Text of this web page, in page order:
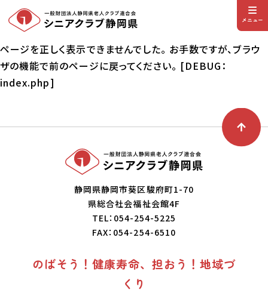
メニュー
ページを正しく表示できませんでした。 お手数ですが、ブラウ
ザの機能で前のページに戻ってください。 [DEBUG：
index.php]
静岡県静岡市葵区駿府町1-70
県総合社会福祉会館4F
TEL：054-254-5225
FAX：054-254-6510
のばそう！健康寿命、担おう！地域づ
くり